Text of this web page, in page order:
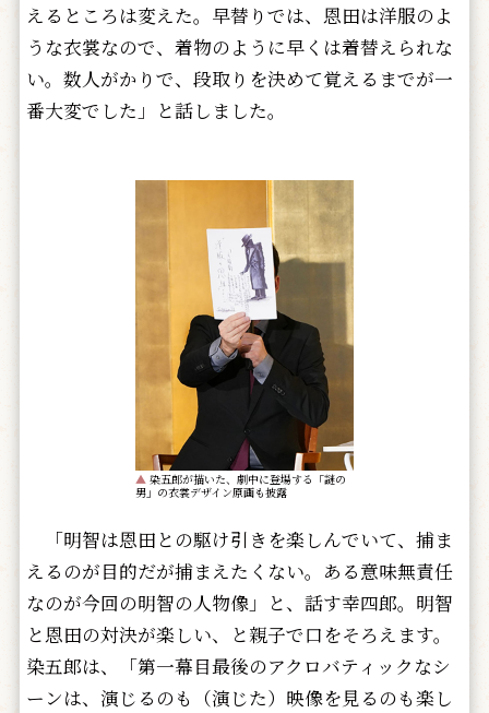
えるところは変えた。早替りでは、恩田は洋服のよ
うな衣裳なので、着物のように早くは着替えられな
い。数人がかりで、段取りを決めて覚えるまでが一
番大変でした」と話しました。
▲ 染五郎が描いた、劇中に登場する「謎の
男」の衣裳デザイン原画も披露
「明智は恩田との駆け引きを楽しんでいて、捕ま
えるのが目的だが捕まえたくない。ある意味無責任
なのが今回の明智の人物像」と、話す幸四郎。明智
と恩田の対決が楽しい、と親子で口をそろえます。
染五郎は、「第一幕目最後のアクロバティックなシ
ーンは、演じるのも（演じた）映像を見るのも楽し